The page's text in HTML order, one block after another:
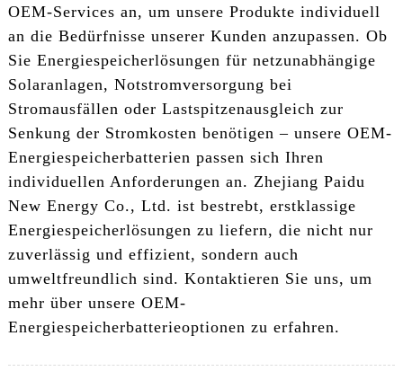
OEM-Services an, um unsere Produkte individuell
an die Bedürfnisse unserer Kunden anzupassen. Ob
Sie Energiespeicherlösungen für netzunabhängige
Solaranlagen, Notstromversorgung bei
Stromausfällen oder Lastspitzenausgleich zur
Senkung der Stromkosten benötigen – unsere OEM-
Energiespeicherbatterien passen sich Ihren
individuellen Anforderungen an. Zhejiang Paidu
New Energy Co., Ltd. ist bestrebt, erstklassige
Energiespeicherlösungen zu liefern, die nicht nur
zuverlässig und effizient, sondern auch
umweltfreundlich sind. Kontaktieren Sie uns, um
mehr über unsere OEM-
Energiespeicherbatterieoptionen zu erfahren.